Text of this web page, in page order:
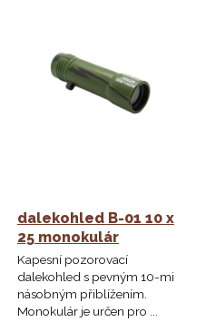
dalekohled B-01 10 x
25 monokulár
Kapesní pozorovací
dalekohled s pevným 10-mi
násobným přiblížením.
Monokulár je určen pro ...